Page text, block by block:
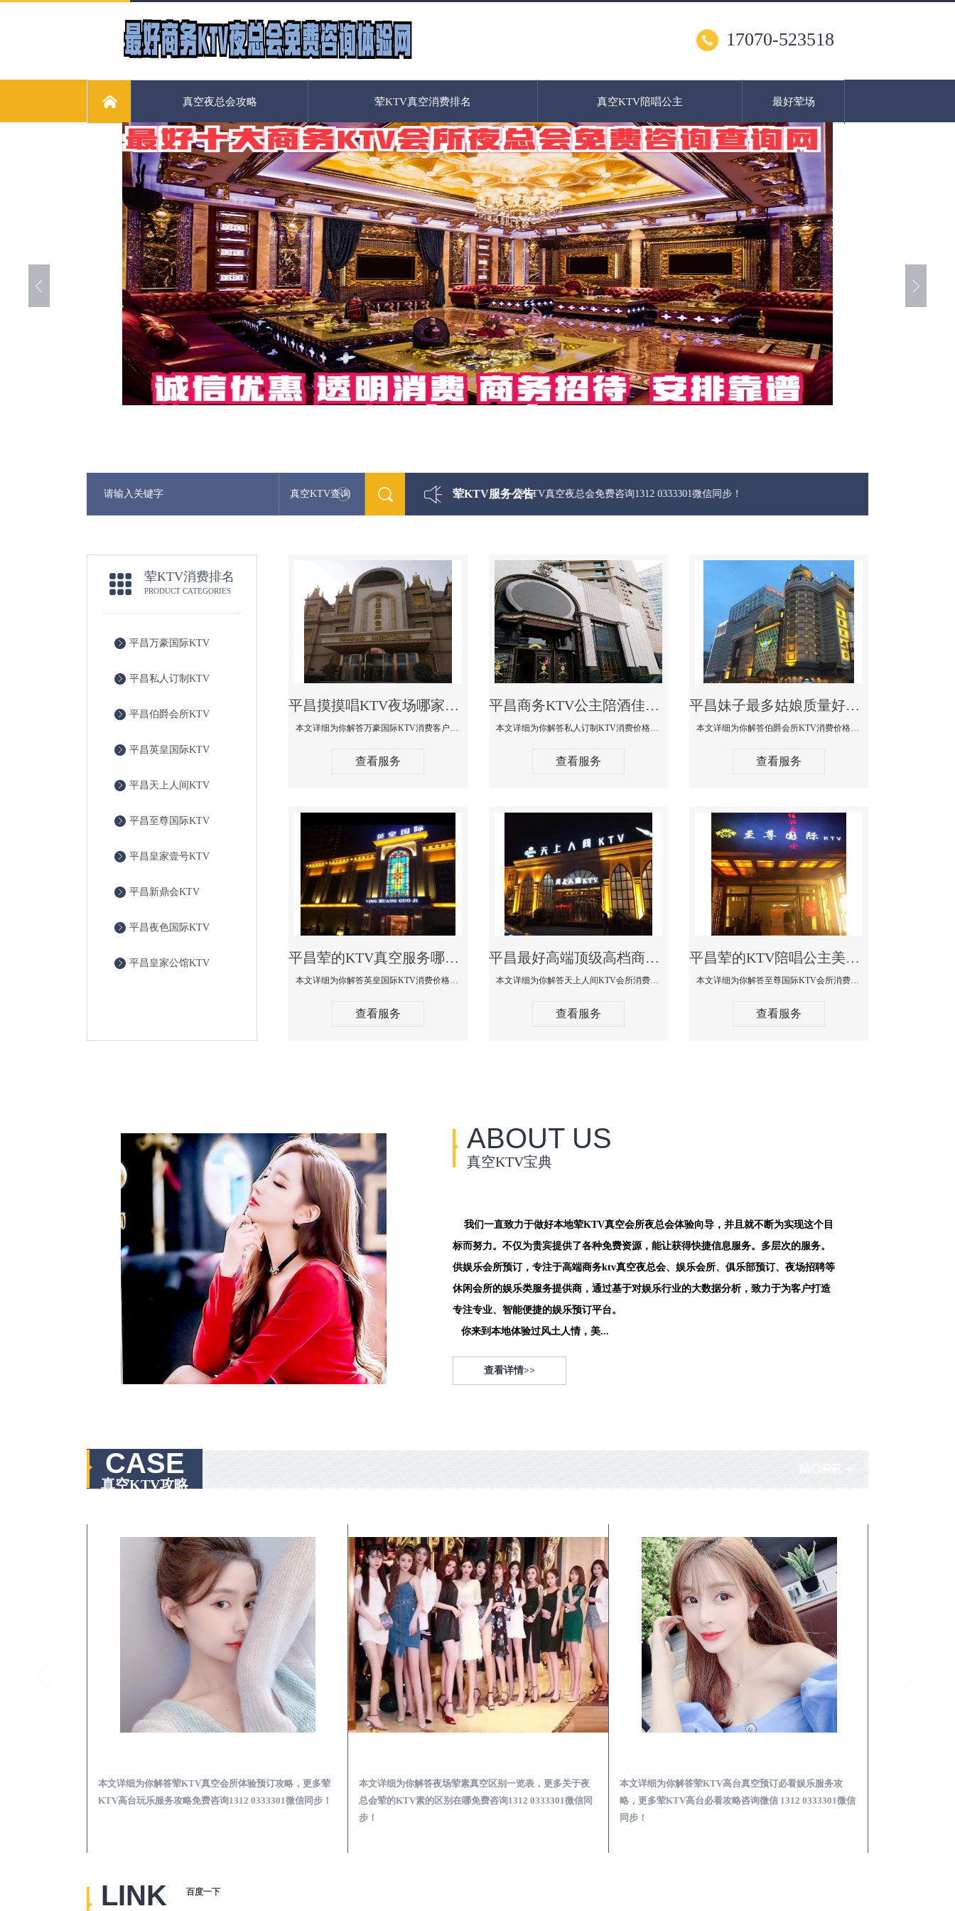
17070-523518
真空夜总会攻略 荤KTV真空消费排名 真空KTV陪唱公主 最好荤场
真空KTV查询 荤KTV服务公告
最新荤KTV真空夜总会免费咨询1312 0333301微信同步！
荤KTV消费排名
PRODUCT CATEGORIES
平昌万豪国际KTV
平昌私人订制KTV
平昌伯爵会所KTV
平昌英皇国际KTV
平昌天上人间KTV
平昌至尊国际KTV
平昌皇家壹号KTV
平昌新鼎会KTV
平昌夜色国际KTV
平昌皇家公馆KTV
平昌摸摸唱KTV夜场哪家好玩开放-万豪国际KTV消费客户点评
本文详细为你解答万豪国际KTV消费客户点评，更多关于摸摸唱KTV夜场哪家好玩开放咨询1312 0333301微信同步！
查看服务
平昌商务KTV公主陪酒佳丽漂亮哪家多-私人订制KTV消费价格口碑点评
本文详细为你解答私人订制KTV消费价格口碑点评，更多关于商务KTV公主陪酒佳丽漂亮哪家多免费咨询1312 0333301微信同步！
查看服务
平昌妹子最多姑娘质量好的真空夜总会KTV-伯爵会所KTV消费点评
本文详细为你解答伯爵会所KTV消费价格点评，更多关于妹子最多姑娘质量好的真空夜总会KTV免费咨询1312 0333301微信同步！
查看服务
平昌荤的KTV真空服务哪家好-英皇国际KTV消费价格口碑点评
本文详细为你解答英皇国际KTV消费价格点评，更多关于荤的KTV真空服务哪家好免费咨询1312 0333301微信同步！
查看服务
平昌最好高端顶级高档商务KTV夜总会-天上人间KTV消费点评
本文详细为你解答天上人间KTV会所消费价格点评，更多关于最好高端顶级高档商务KTV夜总会免费咨询1312 0333301微信同步！
查看服务
平昌荤的KTV陪唱公主美女哪家最多-至尊国际KTV会所消费价格
本文详细为你解答至尊国际KTV会所消费价格点评，更多关于荤的KTV陪唱公主美女哪家最多免费咨询1312 0333301微信同步！
查看服务
ABOUT US
真空KTV宝典
我们一直致力于做好本地荤KTV真空会所夜总会体验向导，并且就不断为实现这个目
标而努力。不仅为贵宾提供了各种免费资源，能让获得快捷信息服务。多层次的服务。
供娱乐会所预订，专注于高端商务ktv真空夜总会、娱乐会所、俱乐部预订、夜场招聘等
休闲会所的娱乐类服务提供商，通过基于对娱乐行业的大数据分析，致力于为客户打造
专注专业、智能便捷的娱乐预订平台。
你来到本地体验过风土人情，美...
查看详情>>
CASE
真空KTV攻略
本文详细为你解答荤KTV真空会所体验预订攻略，更多荤
KTV高台玩乐服务攻略免费咨询1312 0333301微信同步！
本文详细为你解答夜场荤素真空区别一览表，更多关于夜
总会荤的KTV素的区别在哪免费咨询1312 0333301微信同
步！
本文详细为你解答荤KTV高台真空预订必看娱乐服务攻
略，更多荤KTV高台必看攻略咨询微信 1312 0333301微信
同步！
LINK 百度一下